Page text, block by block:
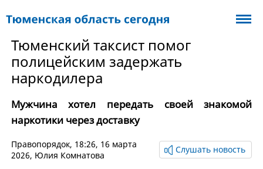
Тюменский таксист помог
полицейским задержать
наркодилера
Мужчина хотел передать своей знакомой
наркотики через доставку
Правопорядок, 18:26, 16 марта
2026, Юлия Комнатова
Слушать новость